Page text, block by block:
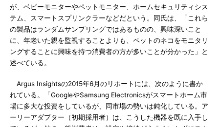
が、ベビーモニターやペットモニター、ホームセキュリティシス
テム、スマートスプリンクラーなどだという。同氏は、「これら
の製品はランダムサンプリングではあるものの、興味深いこと
に、年老いた親を監視することよりも、ペットのネコをモニタリ
ングすることに興味を持つ消費者の方が多いことが分かった」と
述べている。
Argus Insightsの2015年6月のリポートには、次のように書か
れている。「GoogleやSamsung Electronicsがスマートホーム市
場に多大な投資をしているが、同市場の勢いは鈍化している。ア
ーリーアダプター（初期採用者）は、こうした機器を既に入手し